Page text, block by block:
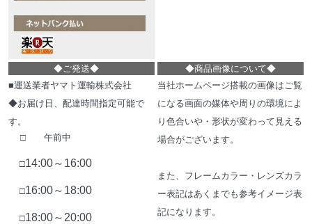
◆ご発送◆
■運送業者ヤマト運輸株式会社
◆お届け日、配達時間指定可能で
す。
□ 午前中
□14:00～16:00
□16:00～18:00
□18:00～20:00
◆商品画像について◆
当社ホームページ搭載の画像はご覧
になる画面の媒体や周りの環境によ
り色合いや・形状が変わって見える
場合がございます。
また、フレームカラー・レンズカラ
ー表記はあくまでも参考イメージ表
記になります。